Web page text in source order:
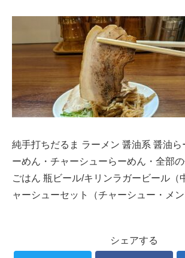
純手打ちだるま ラーメン 醤油系 醤油ら
ーめん・チャーシューらーめん・全部
ごはん 瓶ビール/キリンラガービール（
ャーシューセット（チャーシュー・メン
シェアする